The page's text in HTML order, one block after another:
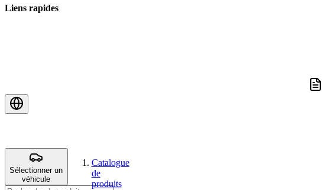
Liens rapides
Sélectionner un
véhicule
Catalogue
de
produits